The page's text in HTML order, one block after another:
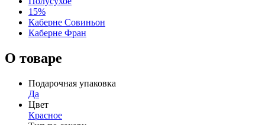
15%
Каберне Совиньон
Каберне Фран
О товаре
Подарочная упаковка
Да
Цвет
Красное